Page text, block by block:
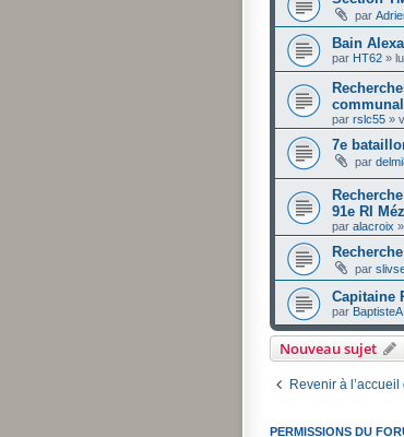
par
Bain
par HT62 »
communal
par rslc55 »
7e
par
91e RI
par alacroix »
par
Capitaine
par BaptisteA
Nouveau sujet
Revenir à
PERMISSIONS DU